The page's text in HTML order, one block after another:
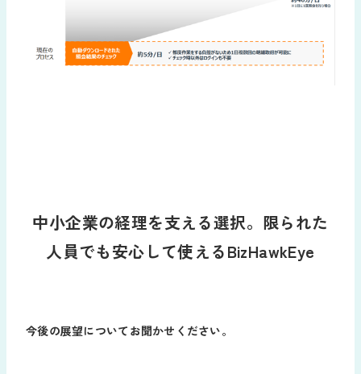
中小企業の経理を支える選択。限られた
人員でも安心して使えるBizHawkEye
今後の展望についてお聞かせください。